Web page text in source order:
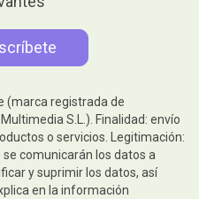
(marca registrada de
S.L.). Finalidad: envío
o servicios. Legitimación:
comunicarán los datos a
y suprimir los datos, así
en la información